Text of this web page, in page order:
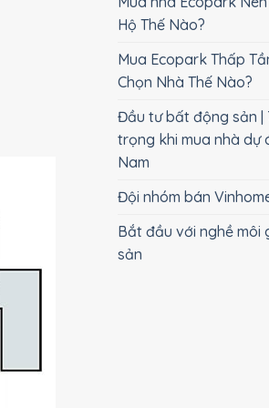
Hộ Thế Nào?
Mua Ecopark Thấp
Chọn Nhà Thế Nào?
Đầu tư bất động sản |
trọng khi mua nhà dự
Nam
Đội nhóm bán
Bắt đầu với nghề môi
sản